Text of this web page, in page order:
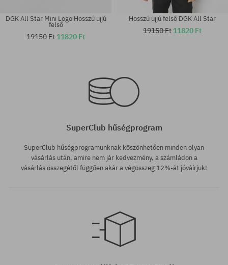
DGK All Star Mini Logo Hosszú ujjú
felső
19150 Ft 11820 Ft
Elérhető méretek:
Hosszú ujjú felső DGK All Star
19150 Ft 11820 Ft
SuperClub hűségprogram
SuperClub hűségprogramunknak köszönhetően minden olyan
vásárlás után, amire nem jár kedvezmény, a számládon a
vásárlás összegétől függően akár a végösszeg 12%-át jóváírjuk!